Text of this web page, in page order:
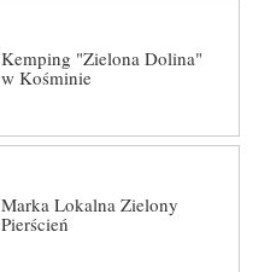
Kemping "Zielona Dolina"
w Kośminie
Marka Lokalna Zielony
Pierścień